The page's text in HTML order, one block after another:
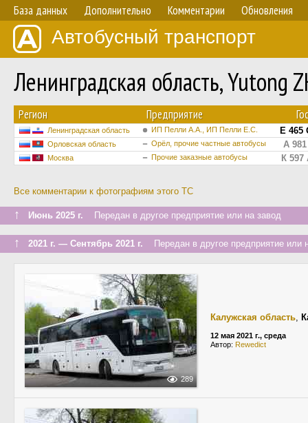
База данных Дополнительно Комментарии Обновления
Автобусный транспорт
Ленинградская область,
Регион Предприятие
Ленинградская область ИП Пелли А.А., ИП Пелли Е.С. Е 465
Орловская область Орёл, прочие частные автобусы А
Москва Прочие заказные автобусы К 597
Все комментарии к фотографиям этого ТС
↑ Июнь 2025 г. Передан в другое предприятие или на завод
↑ 2021 г. — Сентябрь 2021 г. Передан в другое предприятие или
289
Калужская область,
12 мая 2021 г., среда
Автор: Rewedict